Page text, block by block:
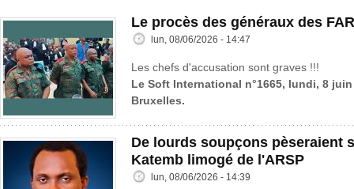
Le procès des généraux des
lun, 08/06/2026 - 14:47
Les chefs d'accusation sont graves !!!
Le Soft International n°1665, lundi, 8
Bruxelles.
De lourds soupçons pèseraient
Katemb limogé de l'ARSP
lun, 08/06/2026 - 14:39